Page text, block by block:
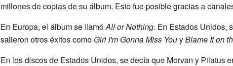
millones de copias de su álbum. Esto fue posible gracias a
En Europa, el álbum se llamóAll or Nothing. En Estados Unidos,
salieron otros éxitos como Girl I'm Gonna Miss YouyBlame It on
En los discos de Estados Unidos, se decía que Morvan y Pilatus